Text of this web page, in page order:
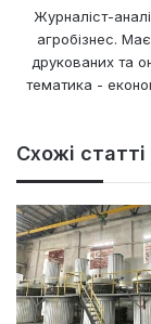
Журналіст-
агробізнес.
друкованих та
тематика -
Схожі статті